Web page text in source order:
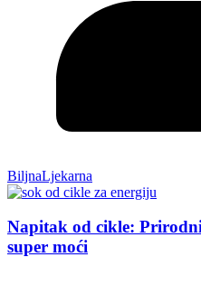
BiljnaLjekarna
Napitak od cikle:
super moći